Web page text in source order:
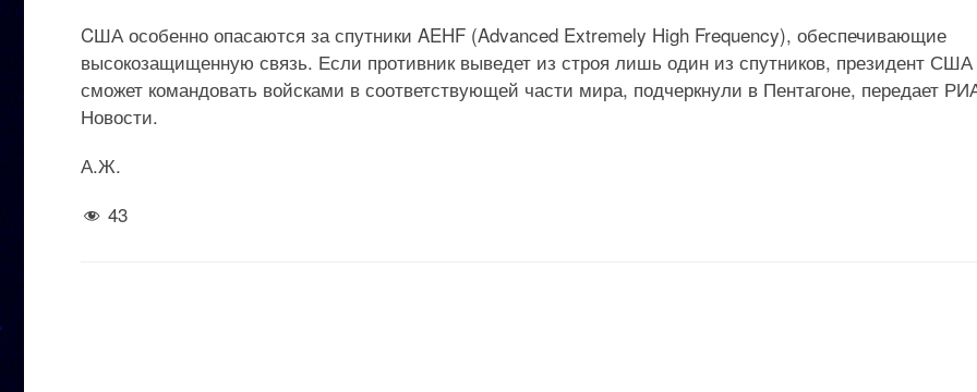
CША особенно опасаются за спутники AEHF (Advanced Extremely High Frequency), обеспечивающие
высокозащищенную связь. Если противник выведет из строя лишь один из спутников, президент США
сможет командовать войсками в соответствующей части мира, подчеркнули в Пентагоне, передает
Новости.
А.Ж.
43